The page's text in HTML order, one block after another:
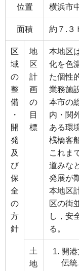
位置 横浜市
面積 約７.３
区
域
の
整
備
・
開
発
及
び
保
全
の
方
針
地
区
計
画
の
目
標
本地区
化を色
た個性
業務施
本市の
内・関
ある環
桟橋客
これま
道みな
発展が
本地区
区の街
し，安
る。
土
地
開
伝統